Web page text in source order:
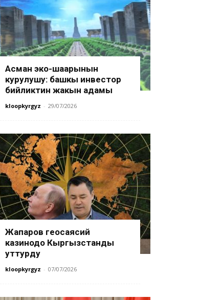
Асман эко-шаарынын
курулушу: башкы инвестор
бийликтин жакын адамы
kloopkyrgyz - 29/07/2026
Жапаров геосаясий
казинодо Кыргызстанды
уттурду
kloopkyrgyz - 07/07/2026